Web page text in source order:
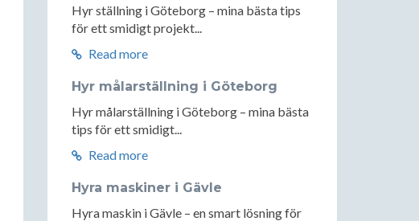
Hyr ställning i Göteborg – mina bästa tips
för ett smidigt projekt...
Read more
Hyr målarställning i Göteborg
Hyr målarställning i Göteborg – mina bästa
tips för ett smidigt...
Read more
Hyra maskiner i Gävle
Hyra maskin i Gävle – en smart lösning för